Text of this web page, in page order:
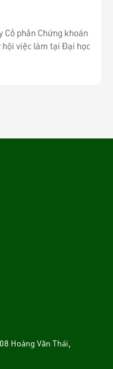
Cổ phần Chứng khoán
hội việc làm tại Đại học
Hoàng Văn Thái,